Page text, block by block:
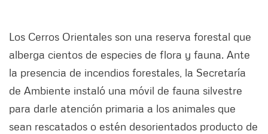
Los Cerros Orientales son una reserva forestal que
alberga cientos de especies de flora y fauna. Ante
la presencia de incendios forestales, la Secretaría
de Ambiente instaló una móvil de fauna silvestre
para darle atención primaria a los animales que
sean rescatados o estén desorientados producto de